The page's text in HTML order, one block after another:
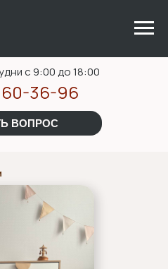
ВОПРОС
с 9:00 до 18:00
36-96